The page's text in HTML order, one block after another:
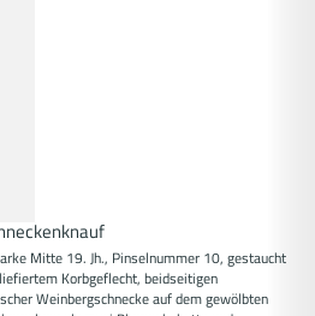
Mitte 19. Jh., Pinselnummer 10, gestaucht
Korbgeflecht, beidseitigen
Weinbergschnecke auf dem gewölbten